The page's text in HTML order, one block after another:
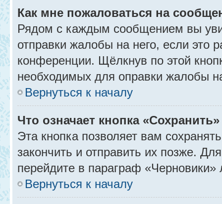
Как мне пожаловаться на
Рядом с каждым сообщением вы
отправки жалобы на него, если это
конференции. Щёлкнув по этой
необходимых для оправки жалобы
Вернуться к началу
Что означает кнопка
Эта кнопка позволяет вам
закончить и отправить их позже.
перейдите в параграф «Черновики»
Вернуться к началу